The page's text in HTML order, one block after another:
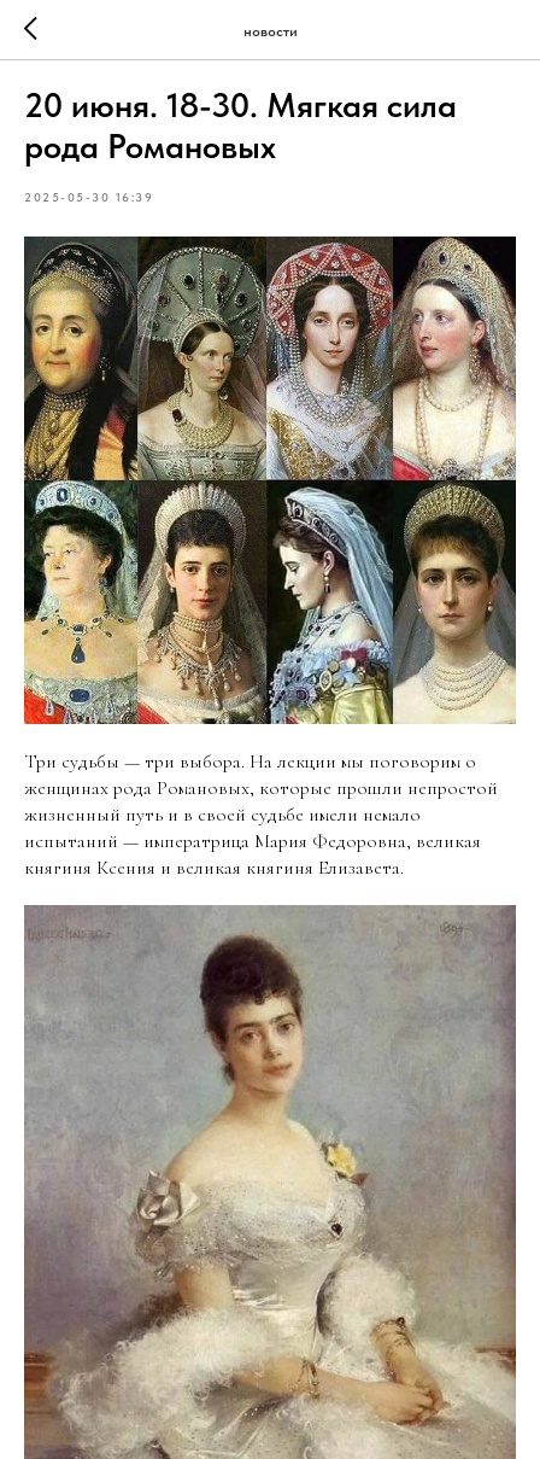
новости
20 июня. 18-30. Мягкая сила
рода Романовых
2025-05-30 16:39
Три судьбы — три выбора. На лекции мы поговорим о
женщинах рода Романовых, которые прошли непростой
жизненный путь и в своей судьбе имели немало
испытаний — императрица Мария Федоровна, великая
княгиня Ксения и великая княгиня Елизавета.